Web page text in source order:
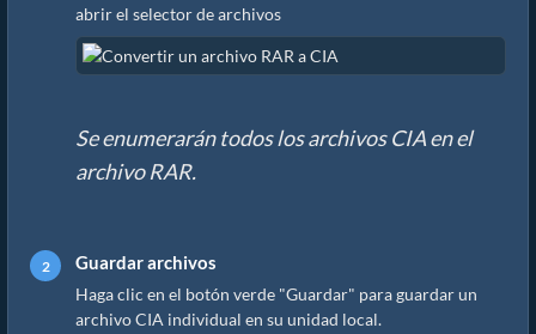
abrir el selector de archivos
Se enumerarán todos los archivos CIA en el
archivo RAR.
Guardar archivos
Haga clic en el botón verde "Guardar" para guardar un
archivo CIA individual en su unidad local.